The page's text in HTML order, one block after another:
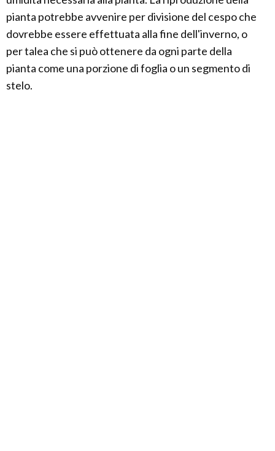
pianta potrebbe avvenire per divisione del cespo che
dovrebbe essere effettuata alla fine dell'inverno, o
per talea che si può ottenere da ogni parte della
pianta come una porzione di foglia o un segmento di
stelo.